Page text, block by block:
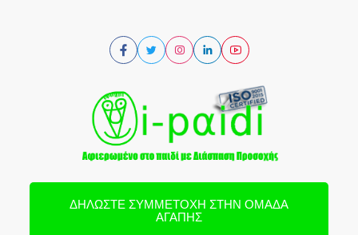
ΔΗΛΏΣΤΕ ΣΥΜΜΕΤΟΧΉ ΣΤΗΝ ΟΜΆΔΑ
ΑΓΆΠΗΣ